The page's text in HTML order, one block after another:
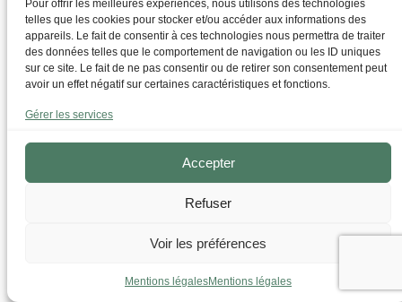
Pour offrir les meilleures expériences, nous utilisons des technologies
telles que les cookies pour stocker et/ou accéder aux informations des
appareils. Le fait de consentir à ces technologies nous permettra de traiter
des données telles que le comportement de navigation ou les ID uniques
sur ce site. Le fait de ne pas consentir ou de retirer son consentement peut
avoir un effet négatif sur certaines caractéristiques et fonctions.
Gérer les services
Accepter
Refuser
Voir les préférences
Mentions légalesMentions légales
Par Thématique
Allergies I Refroidissement
Articulations | os | Muscles
Circulation | Jambes lourdes
Confort urinaire
Détente | Relaxation
Drainage | Perte de poids
Femmes | Cycles
Foie | Métabolisme | Sucres
Immunité | Vitalité
Peau | Ongles | Cheveux
Tisanes bien-être